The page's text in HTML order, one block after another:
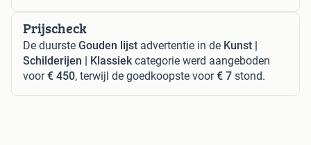
Prijscheck
De duurste Gouden lijst advertentie in de Kunst |
Schilderijen | Klassiekcategorie werd aangeboden
voor€ 450, terwijl de goedkoopste voor€ 7 stond.